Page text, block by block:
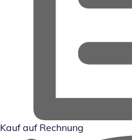
Kauf auf Rechnung